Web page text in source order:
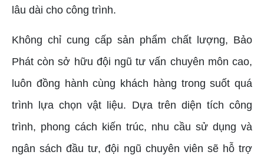
lâu dài cho công trình.
Không chỉ cung cấp sản phẩm chất lượng, Bảo
Phát còn sở hữu đội ngũ tư vấn chuyên môn cao,
luôn đồng hành cùng khách hàng trong suốt quá
trình lựa chọn vật liệu. Dựa trên diện tích công
trình, phong cách kiến trúc, nhu cầu sử dụng và
ngân sách đầu tư, đội ngũ chuyên viên sẽ hỗ trợ